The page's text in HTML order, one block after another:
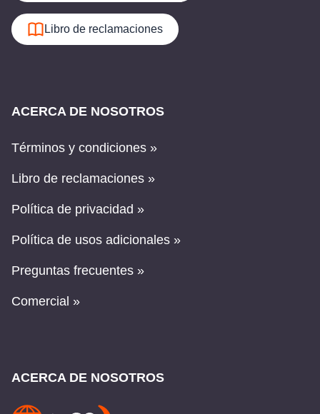
Libro de reclamaciones
ACERCA DE NOSOTROS
Términos y condiciones »
Libro de reclamaciones »
Política de privacidad »
Política de usos adicionales »
Preguntas frecuentes »
Comercial »
ACERCA DE NOSOTROS